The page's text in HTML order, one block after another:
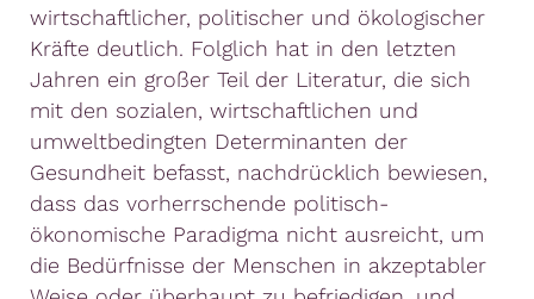
wirtschaftlicher, politischer und ökologischer
Kräfte deutlich. Folglich hat in den letzten
Jahren ein großer Teil der Literatur, die sich
mit den sozialen, wirtschaftlichen und
umweltbedingten Determinanten der
Gesundheit befasst, nachdrücklich bewiesen,
dass das vorherrschende politisch-
ökonomische Paradigma nicht ausreicht, um
die Bedürfnisse der Menschen in akzeptabler